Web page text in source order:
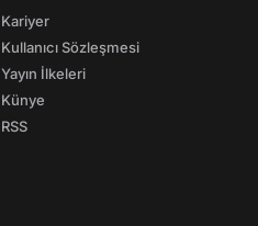
Kariyer
Kullanıcı Sözleşmesi
Yayın İlkeleri
Künye
RSS